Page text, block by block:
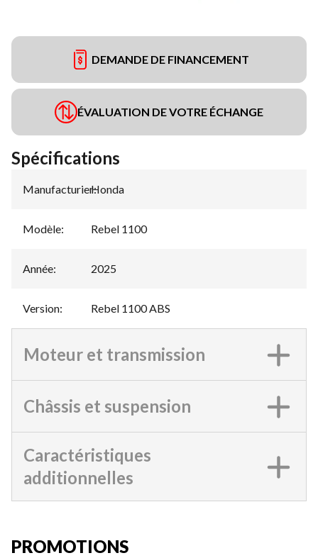
DEMANDE DE FINANCEMENT
ÉVALUATION DE VOTRE ÉCHANGE
Spécifications
Manufacturier:
Honda
Modèle: Rebel 1100
Année: 2025
Version: Rebel 1100 ABS
Moteur et transmission
Châssis et suspension
Caractéristiques
additionnelles
PROMOTIONS